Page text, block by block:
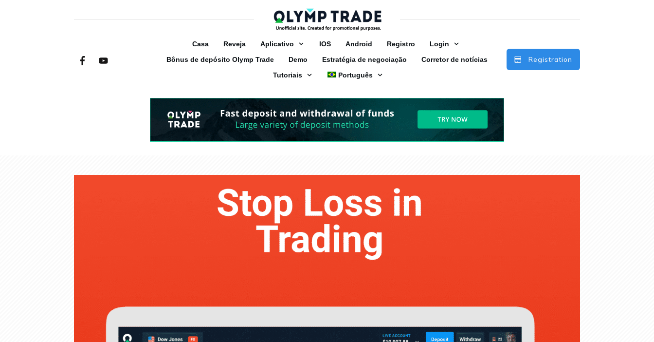
Casa Reveja Аplicativo IOS Android Registro
Login
Bônus de depósito Olymp Trade
Demo Estratégia de negociação
Corretor de notícias
Tutoriais
Português
Registration